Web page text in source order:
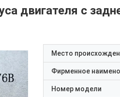
двигателя с
Место
Фирменное
Номер модели